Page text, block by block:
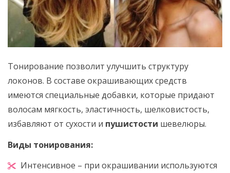
Тонирование позволит улучшить структуру
локонов. В составе окрашивающих средств
имеются специальные добавки, которые придают
волосам мягкость, эластичность, шелковистость,
избавляют от сухости и пушистости шевелюры.
Виды тонирования:
Интенсивное – при окрашивании используются